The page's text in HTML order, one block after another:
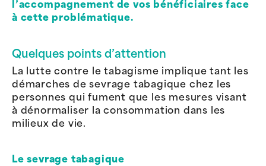
l’accompagnement de vos bénéficiaires face
à cette problématique.
Quelques points d’attention
La lutte contre le tabagisme implique tant les
démarches de sevrage tabagique chez les
personnes qui fument que les mesures visant
à dénormaliser la consommation dans les
milieux de vie.
Le sevrage tabagique